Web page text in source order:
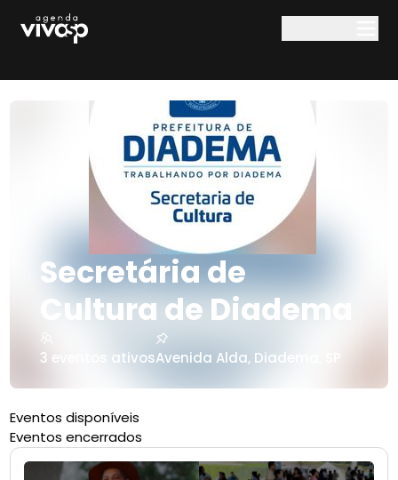
Secretária de
Cultura de Diadema
3 eventos ativosAvenida Alda, Diadema
Eventos disponíveis
Eventos encerrados